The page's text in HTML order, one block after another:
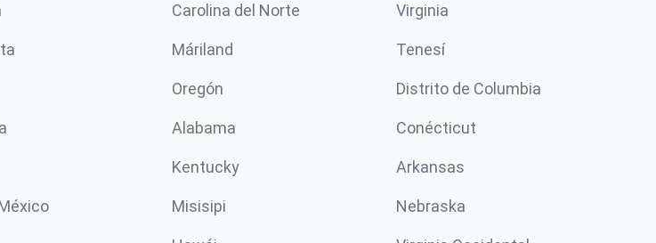
Carolina del Norte Virginia
Máriland Tenesí
Oregón Distrito de Columbia
Alabama Conécticut
Kentucky Arkansas
Misisipi Nebraska